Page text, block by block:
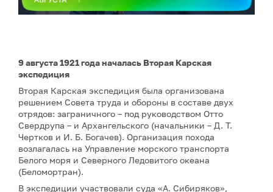
9 августа 1921 года началась Вторая Карская
экспедиция
Вторая Карская экспедиция была организована
решением Совета труда и обороны в составе двух
отрядов: заграничного – под руководством Отто
Свердрупа – и Архангельского (начальники – Д. Т.
Чертков и И. Б. Богачев). Организация похода
возлагалась на Управление морского транспорта
Белого моря и Северного Ледовитого океана
(Беломортран).
В экспедиции участвовали суда «А. Сибиряков»,